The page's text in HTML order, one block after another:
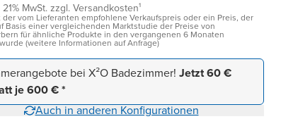
MwSt. zzgl. Versandkosten¹
der vom Lieferanten empfohlene Verkaufspreis oder ein Preis, der
Basis einer vergleichenden Marktstudie der Preise von
für ähnliche Produkte in den vergangenen 6 Monaten
(weitere Informationen auf Anfrage)
bei X²O Badezimmer! Jetzt 60 €
je 600 € *
Auch in anderen Konfigurationen